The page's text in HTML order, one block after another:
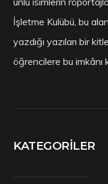
İşletme Kulübü, bu
yazdığı yazıları bir
öğrencilere bu imkânı
KATEGORILER